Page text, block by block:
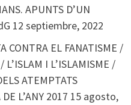
APUNTS D’UN
12 septiembre, 2022
CONTRA EL FANATISME /
L’ISLAM I L’ISLAMISME /
ATEMPTATS
L’ANY 2017 15 agosto,